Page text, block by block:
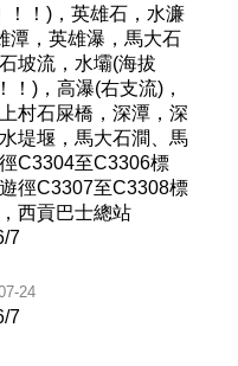
！！)，英雄石，水濂
潭，英雄瀑，馬大石
坡流，水壩(海拔
！)，高瀑(右支流)，
村石屎橋，深潭，深
堤堰，馬大石澗、馬
C3304至C3306標
徑C3307至C3308標
西貢巴士總站
7
24
7